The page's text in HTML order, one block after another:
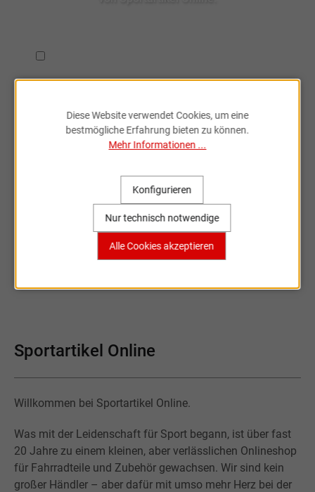
Fahrradzubehör & Ersatzteile
online entdecken
Große Auswahl, bekannte Marken,
schnelle Lieferung – Sportartikel Online
Sportartikel Online
Willkommen bei Sportartikel Online.
Was mit der Leidenschaft für Sport begann, ist über fast
20 Jahre zu einem kleinen, aber verlässlichen Onlineshop
für Fahrradteile und Zubehör gewachsen. Wir sind kein
großer Händler – aber dafür mit umso mehr Herz bei der
Diese Website verwendet Cookies, um eine
bestmögliche Erfahrung bieten zu können.
Mehr Informationen ...
Nur technisch notwendige
Konfigurieren
Alle Cookies akzeptieren